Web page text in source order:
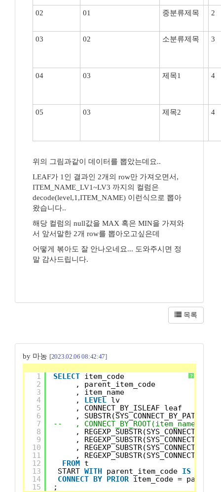
02 01 중분류제목 2
03 02 소분류제목 3
04 03 제목1 4
05 03 제목2 4
위의 그림과같이 데이터를 뽑았는데요..
LEAF가 1인 결과인 2개의 row만 가져오면서,
ITEM_NAME_LV1~LV3 까지의 컬럼은
decode(level,1,ITEM_NAME) 이런식으로 뽑아
왔습니다..
해당 컬럼의 null값을 MAX 혹은 MIN을 가져와
서 앞서말한 2개 row를 뽑아오고싶은데
어떻게 볶아도 잘 안나오네요... 도와주시면 정
말 감사드립니다.
목록
by 마농 [2023.02.06 08:42:47]
?
1
2
3
4
5
6
7
8
9
10
11
12
13
14
15
SELECT item_code
, parent_item_code
, item_name
, LEVEL lv
, CONNECT_BY_ISLEAF leaf
,
--   , CONNECT_BY_ROOT(item_name)
,
,
,
,
FROM t
START WITH parent_item_code IS
CONNECT BY PRIOR item_code =
;